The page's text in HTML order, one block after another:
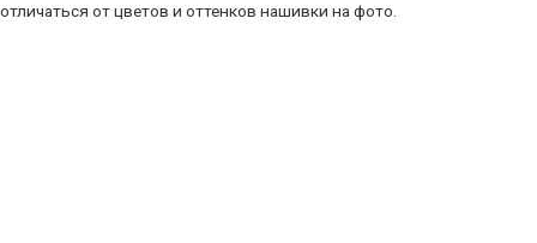
отличаться от цветов и оттенков нашивки на фото.